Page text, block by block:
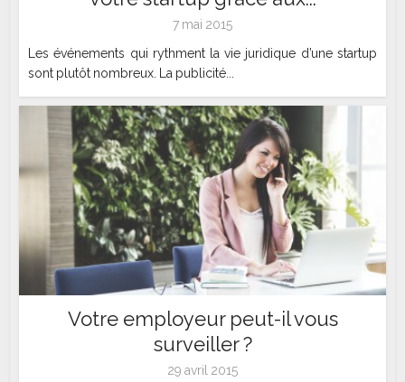
7 mai 2015
Les événements qui rythment la vie juridique d’une startup
sont plutôt nombreux. La publicité...
Votre employeur peut-il vous
surveiller ?
29 avril 2015